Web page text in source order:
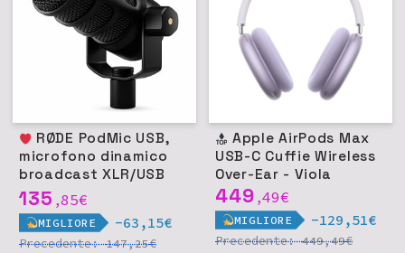
microfono dinamico
broadcast XLR/USB
per podcast e
streaming - Nero
135 ,85€
MIGLIORE -63,15€
Precedente:147,25€
Apple AirPods Max
USB-C Cuffie Wireless
Over-Ear - Viola
449 ,49€
MIGLIORE -129,51€
Precedente:449,49€